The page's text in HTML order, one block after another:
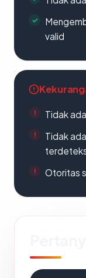
valid
Tidak
Tidak
Otoritas